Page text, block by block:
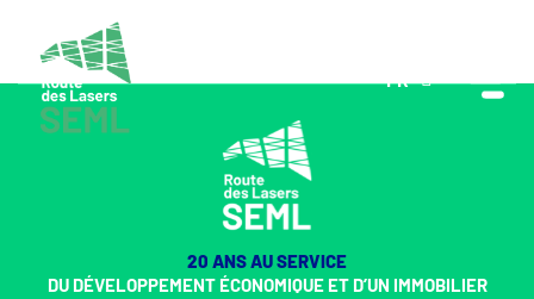
FR
EN
20 ANS AU SERVICE
DU DÉVELOPPEMENT ÉCONOMIQUE ET D’UN IMMOBILIER